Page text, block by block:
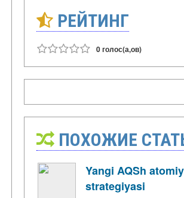
РЕЙТИНГ
0 голос(а,ов)
ПОХОЖИЕ
Yangi AQSh atomiy
strategiyasi